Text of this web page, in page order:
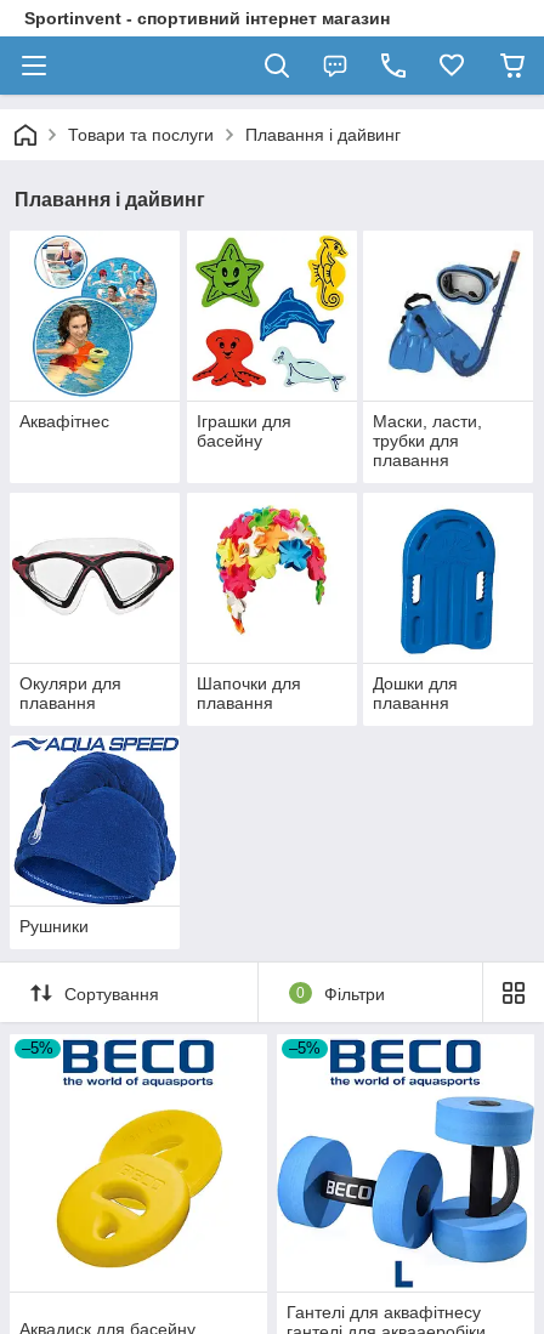
Sportinvent - спортивний інтернет магазин
Товари та послуги Плавання і дайвинг
Плавання і дайвинг
Аквафітнес
Іграшки для
басейну
Маски, ласти,
трубки для
плавання
Окуляри для
плавання
Шапочки для
плавання
Дошки для
плавання
Рушники
Сортування 0 Фільтри
–5%
Аквадиск для басейну
–5%
Гантелі для аквафітнесу